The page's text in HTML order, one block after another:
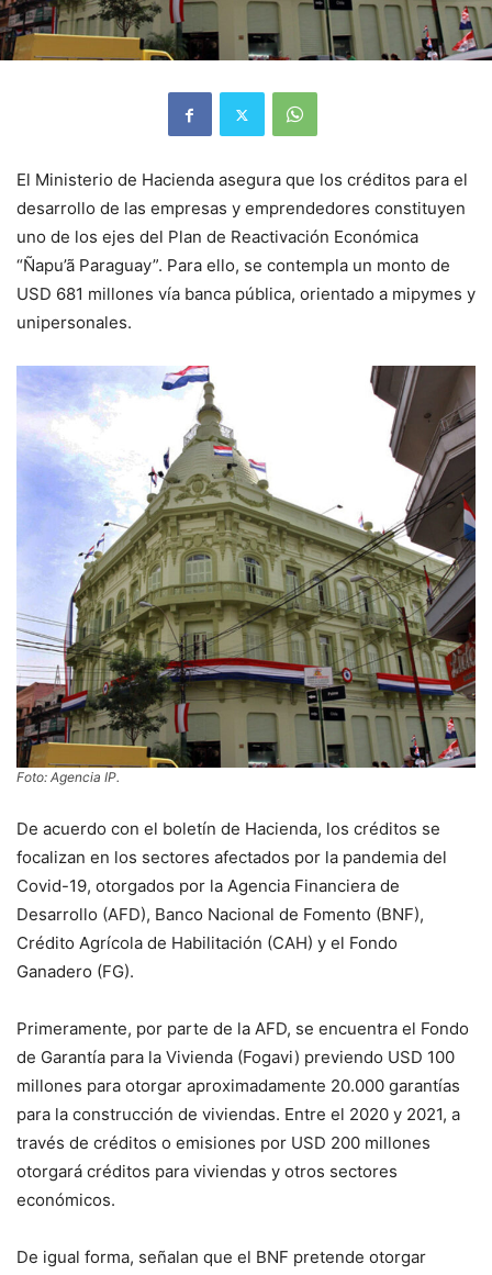
El Ministerio de Hacienda asegura que los créditos para el
desarrollo de las empresas y emprendedores constituyen
uno de los ejes del Plan de Reactivación Económica
“Ñapu’ã Paraguay”. Para ello, se contempla un monto de
USD 681 millones vía banca pública, orientado a mipymes y
unipersonales.
Foto: Agencia IP.
De acuerdo con el boletín de Hacienda, los créditos se
focalizan en los sectores afectados por la pandemia del
Covid-19, otorgados por la Agencia Financiera de
Desarrollo (AFD), Banco Nacional de Fomento (BNF),
Crédito Agrícola de Habilitación (CAH) y el Fondo
Ganadero (FG).
Primeramente, por parte de la AFD, se encuentra el Fondo
de Garantía para la Vivienda (Fogavi) previendo USD 100
millones para otorgar aproximadamente 20.000 garantías
para la construcción de viviendas. Entre el 2020 y 2021, a
través de créditos o emisiones por USD 200 millones
otorgará créditos para viviendas y otros sectores
económicos.
De igual forma, señalan que el BNF pretende otorgar